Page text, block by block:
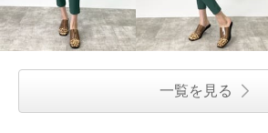
一覧を見る